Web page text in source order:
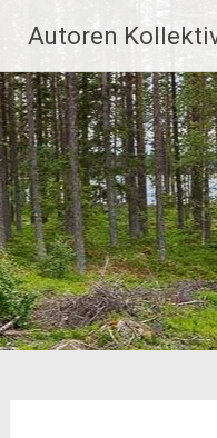
Inhalt
springen
Autoren